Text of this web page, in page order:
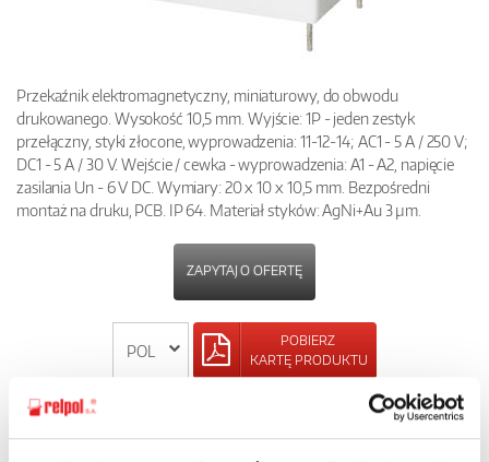
Przekaźnik elektromagnetyczny, miniaturowy, do obwodu
drukowanego. Wysokość 10,5 mm. Wyjście: 1P - jeden zestyk
przełączny, styki złocone, wyprowadzenia: 11-12-14; AC1 - 5 A / 250 V;
DC1 - 5 A / 30 V. Wejście / cewka - wyprowadzenia: A1 - A2, napięcie
zasilania Un - 6 V DC. Wymiary: 20 x 10 x 10,5 mm. Bezpośredni
montaż na druku, PCB. IP 64. Materiał styków: AgNi+Au 3 µm.
ZAPYTAJ O OFERTĘ
POBIERZ
KARTĘ PRODUKTU